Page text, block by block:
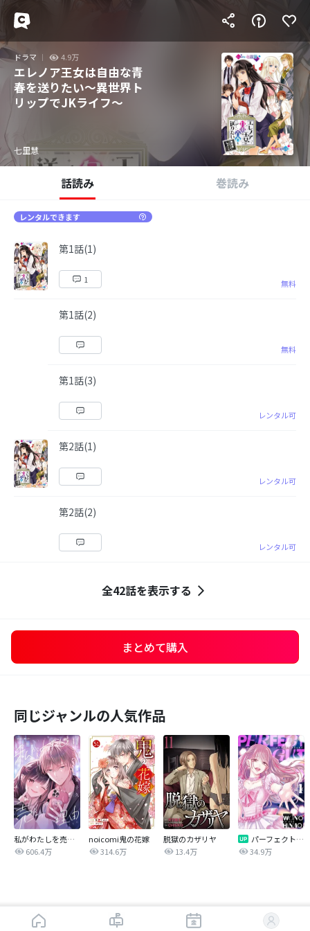
ドラマ 4.9万
エレノア王女は自由な青
春を送りたい～異世界ト
リップでJKライフ～
七里慧
話読み 巻読み
レンタルできます
第1話(1)
1 無料
第1話(2)
無料
第1話(3)
レンタル可
第2話(1)
レンタル可
第2話(2)
レンタル可
全42話を表示する
まとめて購入
同じジャンルの人気作品
私がわたしを売る理由
606.4万
noicomi鬼の花嫁
314.6万
脱獄のカザリヤ
13.4万
パーフェクトグリッター
34.9万